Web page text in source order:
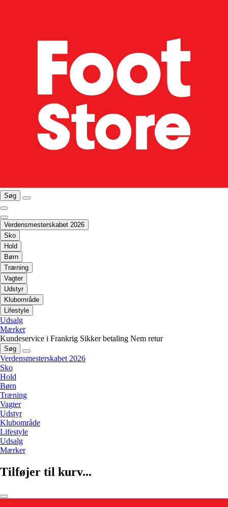
Søg
Verdensmesterskabet 2026
Sko
Hold
Børn
Træning
Vagter
Udstyr
Klubområde
Lifestyle
Udsalg
Mærker
Kundeservice i Frankrig Sikker betaling Nem retur
Søg
Verdensmesterskabet 2026
Sko
Hold
Børn
Træning
Vagter
Udstyr
Klubområde
Lifestyle
Udsalg
Mærker
Tilføjer til kurv...